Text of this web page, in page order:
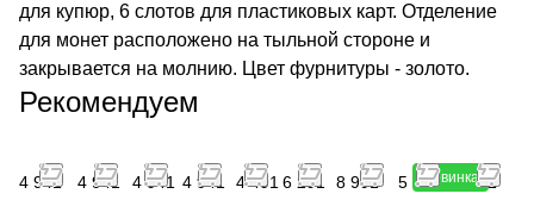
для купюр, 6 слотов для пластиковых карт. Отделение
для монет расположено на тыльной стороне и
закрывается на молнию. Цвет фурнитуры - золото.
Рекомендуем
4 941
4 941
4 941 4 941
4 491 6 291
8 991
Новинка
5 391
8 091